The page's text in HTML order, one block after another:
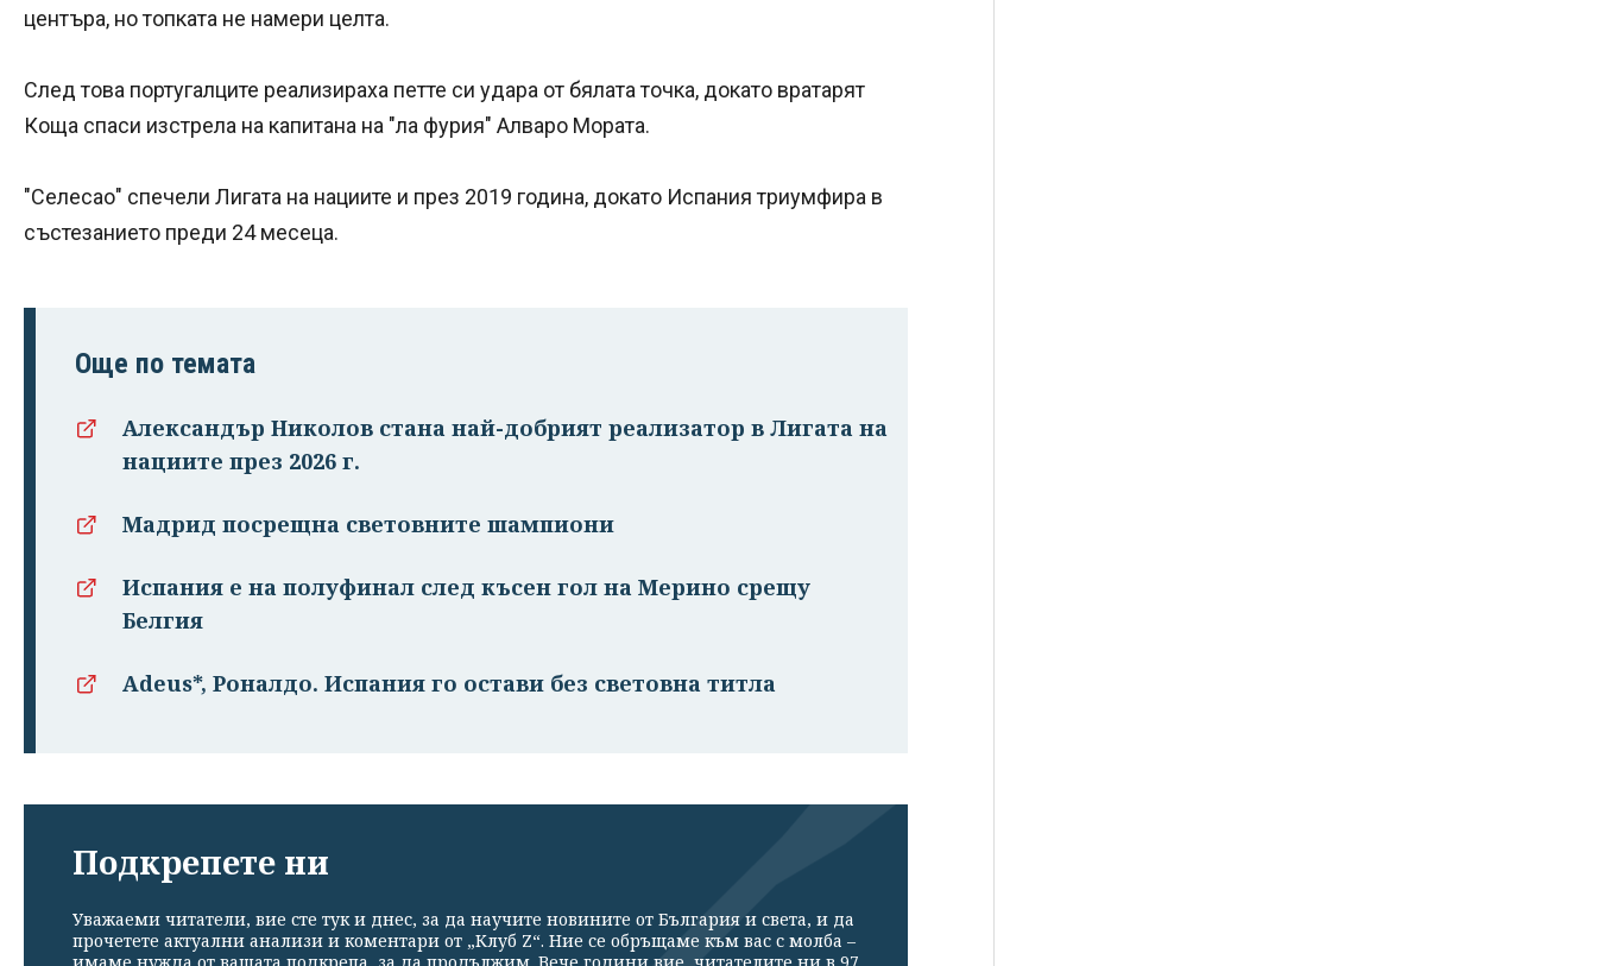
центъра, но топката не намери целта.
След това португалците реализираха петте си удара от бялата точка, докато вратарят
Коща спаси изстрела на капитана на "ла фурия" Алваро Мората.
"Селесао" спечели Лигата на нациите и през 2019 година, докато Испания триумфира в
състезанието преди 24 месеца.
Още по темата
Александър Николов стана най-добрият реализатор в Лигата на
нациите през 2026 г.
Мадрид посрещна световните шампиони
Испания е на полуфинал след късен гол на Мерино срещу
Белгия
Adeus*, Роналдо. Испания го остави без световна титла
Подкрепете ни
Уважаеми читатели, вие сте тук и днес, за да научите новините от България и света, и да
прочетете актуални анализи и коментари от „Клуб Z“. Ние се обръщаме към вас с молба –